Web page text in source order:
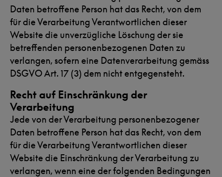
Daten betroffene Person hat das Recht, von dem
für die Verarbeitung Verantwortlichen dieser
Website die unverzügliche Löschung der sie
betreffenden personenbezogenen Daten zu
verlangen, sofern eine Datenverarbeitung gemäss
DSGVO Art. 17 (3) dem nicht entgegensteht.
Recht auf Einschränkung der
Verarbeitung
Jede von der Verarbeitung personenbezogener
Daten betroffene Person hat das Recht, von dem
für die Verarbeitung Verantwortlichen dieser
Website die Einschränkung der Verarbeitung zu
verlangen, wenn eine der folgenden Bedingungen